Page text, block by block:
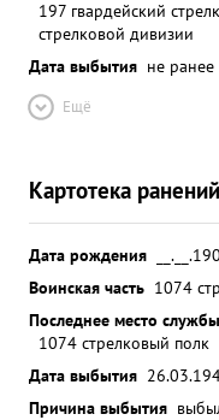
197 гвардейский
стрелковой дивизии
Дата выбытия не
Ещё
Картотека ранений
Дата рождения
Воинская часть 1074
Последнее место службы
1074 стрелковый полк
Дата выбытия
Причина выбытия